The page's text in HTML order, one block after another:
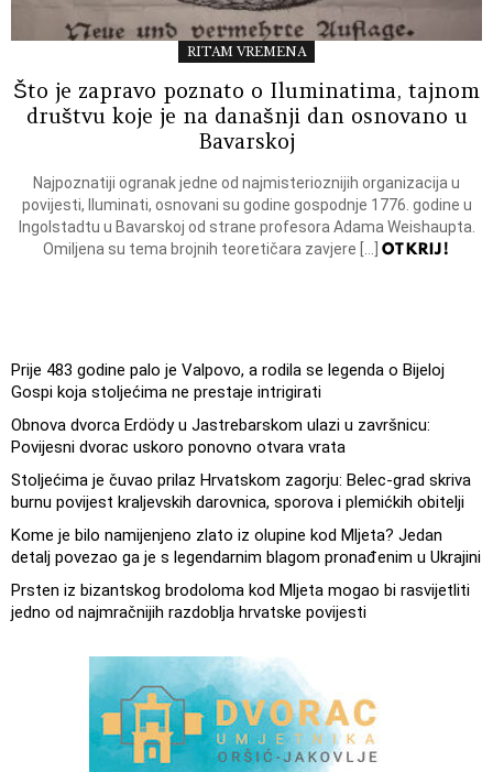
RITAM VREMENA
Što je zapravo poznato o Iluminatima, tajnom
društvu koje je na današnji dan osnovano u
Bavarskoj
Najpoznatiji ogranak jedne od najmisterioznijih organizacija u
povijesti, Iluminati, osnovani su godine gospodnje 1776. godine u
Ingolstadtu u Bavarskoj od strane profesora Adama Weishaupta.
Omiljena su tema brojnih teoretičara zavjere […] OTKRIJ!
Prije 483 godine palo je Valpovo, a rodila se legenda o Bijeloj
Gospi koja stoljećima ne prestaje intrigirati
Obnova dvorca Erdödy u Jastrebarskom ulazi u završnicu:
Povijesni dvorac uskoro ponovno otvara vrata
Stoljećima je čuvao prilaz Hrvatskom zagorju: Belec-grad skriva
burnu povijest kraljevskih darovnica, sporova i plemićkih obitelji
Kome je bilo namijenjeno zlato iz olupine kod Mljeta? Jedan
detalj povezao ga je s legendarnim blagom pronađenim u Ukrajini
Prsten iz bizantskog brodoloma kod Mljeta mogao bi rasvijetliti
jedno od najmračnijih razdoblja hrvatske povijesti